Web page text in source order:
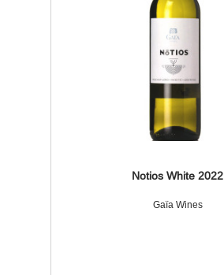
Notios White 2022
Gaïa Wines